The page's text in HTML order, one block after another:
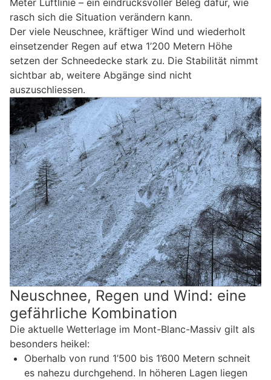
Meter Luftlinie – ein eindrucksvoller Beleg dafür, wie
rasch sich die Situation verändern kann.
Der viele Neuschnee, kräftiger Wind und wiederholt
einsetzender Regen auf etwa 1’200 Metern Höhe
setzen der Schneedecke stark zu. Die Stabilität nimmt
sichtbar ab, weitere Abgänge sind nicht
auszuschliessen.
Neuschnee, Regen und Wind: eine
gefährliche Kombination
Die aktuelle Wetterlage im Mont-Blanc-Massiv gilt als
besonders heikel:
Oberhalb von rund 1’500 bis 1’600 Metern schneit
es nahezu durchgehend. In höheren Lagen liegen